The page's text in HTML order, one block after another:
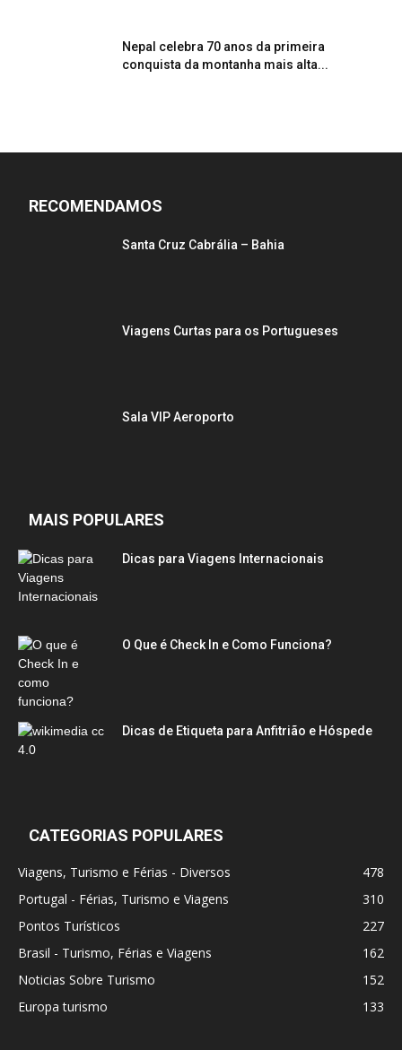
Nepal celebra 70 anos da primeira
conquista da montanha mais alta...
RECOMENDAMOS
Santa Cruz Cabrália – Bahia
Viagens Curtas para os Portugueses
Sala VIP Aeroporto
MAIS POPULARES
Dicas para Viagens Internacionais
O Que é Check In e Como Funciona?
Dicas de Etiqueta para Anfitrião e Hóspede
CATEGORIAS POPULARES
Viagens, Turismo e Férias - Diversos
478
Portugal - Férias, Turismo e Viagens
310
Pontos Turísticos
227
Brasil - Turismo, Férias e Viagens
162
Noticias Sobre Turismo
152
Europa turismo
133